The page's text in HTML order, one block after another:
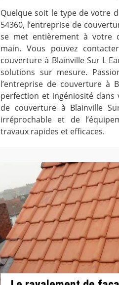
Quelque soit le type de votre
54360, l’entreprise de
se met entièrement à votre
main. Vous pouvez
couverture à Blainville Sur L
solutions sur mesure.
l’entreprise de couverture à
perfection et ingéniosité dans
de couverture à Blainville
irréprochable et de
travaux rapides et efficaces.